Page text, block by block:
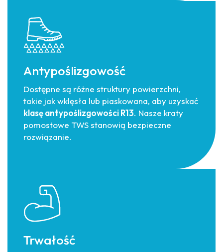
Antypoślizgowość
Dostępne są różne struktury powierzchni,
takie jak wklęsła lub piaskowana, aby uzyskać
klasę antypoślizgowości R13. Nasze kraty
pomostowe TWS stanowią bezpieczne
rozwiązanie.
Trwałość